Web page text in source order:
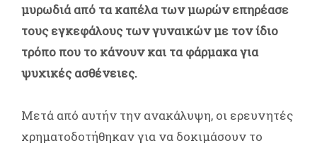
μυρωδιά από τα καπέλα των μωρών επηρέασε
τους εγκεφάλους των γυναικών με τον ίδιο
τρόπο που το κάνουν και τα φάρμακα για
ψυχικές ασθένειες.
Μετά από αυτήν την ανακάλυψη, οι ερευνητές
χρηματοδοτήθηκαν για να δοκιμάσουν το